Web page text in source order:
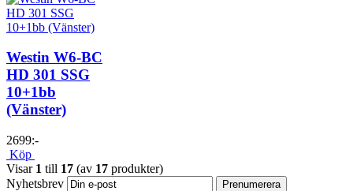
Westin W6-BC
HD 301 SSG
10+1bb
(Vänster)
2699:-
Köp
Visar 1 till 17 (av 17 produkter)
Nyhetsbrev